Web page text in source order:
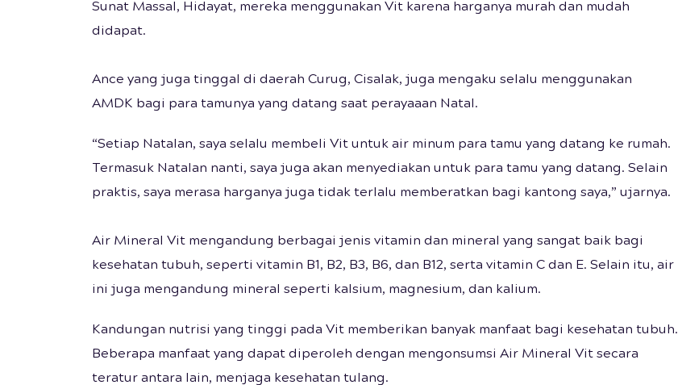
Sunat Massal, Hidayat, mereka menggunakan Vit karena harganya murah dan mudah
didapat.
Ance yang juga tinggal di daerah Curug, Cisalak, juga mengaku selalu menggunakan
AMDK bagi para tamunya yang datang saat perayaaan Natal.
“Setiap Natalan, saya selalu membeli Vit untuk air minum para tamu yang datang ke rumah.
Termasuk Natalan nanti, saya juga akan menyediakan untuk para tamu yang datang. Selain
praktis, saya merasa harganya juga tidak terlalu memberatkan bagi kantong saya,” ujarnya.
Air Mineral Vit mengandung berbagai jenis vitamin dan mineral yang sangat baik bagi
kesehatan tubuh, seperti vitamin B1, B2, B3, B6, dan B12, serta vitamin C dan E. Selain itu, air
ini juga mengandung mineral seperti kalsium, magnesium, dan kalium.
Kandungan nutrisi yang tinggi pada Vit memberikan banyak manfaat bagi kesehatan tubuh.
Beberapa manfaat yang dapat diperoleh dengan mengonsumsi Air Mineral Vit secara
teratur antara lain, menjaga kesehatan tulang.